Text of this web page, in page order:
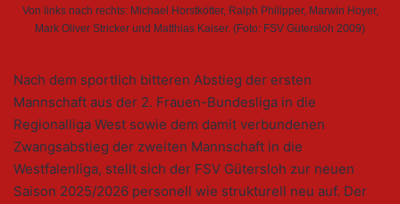
Von links nach rechts: Michael Horstkötter, Ralph Philipper, Marwin Hoyer,
Mark Oliver Stricker und Matthias Kaiser. (Foto: FSV Gütersloh 2009)
Nach dem sportlich bitteren Abstieg der ersten
Mannschaft aus der 2. Frauen-Bundesliga in die
Regionalliga West sowie dem damit verbundenen
Zwangsabstieg der zweiten Mannschaft in die
Westfalenliga, stellt sich der FSV Gütersloh zur neuen
Saison 2025/2026 personell wie strukturell neu auf. Der